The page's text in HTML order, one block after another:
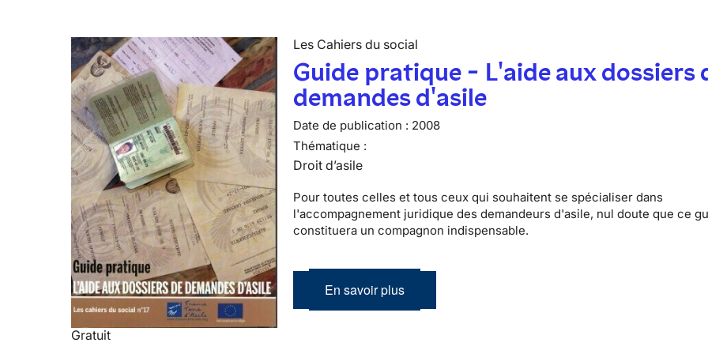
Gratuit
Les Cahiers du social
Guide pratique - L'aide aux dossiers
demandes d'asile
Date de publication : 2008
Thématique :
Droit d’asile
Pour toutes celles et tous ceux qui souhaitent se spécialiser dans
l'accompagnement juridique des demandeurs d'asile, nul doute que ce
constituera un compagnon indispensable.
En savoir plus